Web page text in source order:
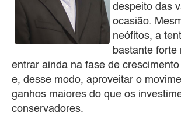
despeito das
ocasião.
neófitos, a
bastante forte
entrar ainda na fase de
e, desse modo, aproveitar o
ganhos maiores do que os
conservadores.